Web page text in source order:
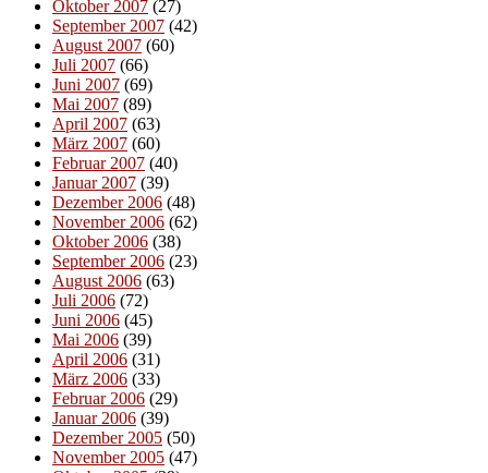
Oktober 2007 (27)
September 2007 (42)
August 2007 (60)
Juli 2007 (66)
Juni 2007 (69)
Mai 2007 (89)
April 2007 (63)
März 2007 (60)
Februar 2007 (40)
Januar 2007 (39)
Dezember 2006 (48)
November 2006 (62)
Oktober 2006 (38)
September 2006 (23)
August 2006 (63)
Juli 2006 (72)
Juni 2006 (45)
Mai 2006 (39)
April 2006 (31)
März 2006 (33)
Februar 2006 (29)
Januar 2006 (39)
Dezember 2005 (50)
November 2005 (47)